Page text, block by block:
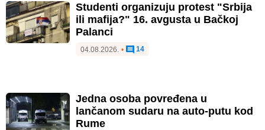
Studenti organizuju protest "Srbija
ili mafija?" 16. avgusta u Bačkoj
Palanci
04.08.2026. • 14
Jedna osoba povređena u
lančanom sudaru na auto-putu kod
Rume